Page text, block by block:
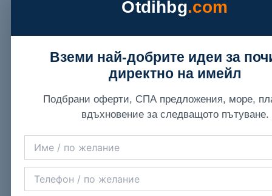
Otdihbg.com
Вземи най-добрите идеи за
директно на имейл
Подбрани оферти, СПА предложения, море,
вдъхновение за следващото пътуване.